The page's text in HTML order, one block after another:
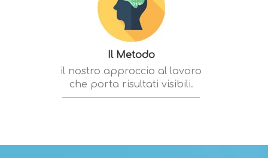
Il Metodo
il nostro approccio al lavoro
che porta risultati visibili.